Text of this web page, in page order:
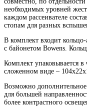
необходимых уровней
каждом рассеивателе
стопам для разных
В комплект входит
с байонетом Bowens.
Комплект упаковывается в
сложенном виде –
Возможно
для большей
более контрастного